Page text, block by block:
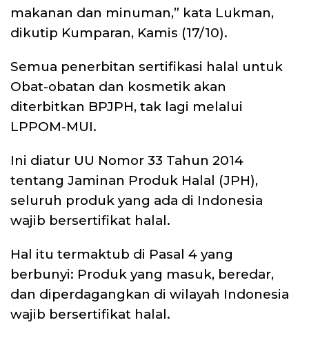
makanan dan minuman,” kata Lukman,
dikutip Kumparan, Kamis (17/10).
Semua penerbitan sertifikasi halal untuk
Obat-obatan dan kosmetik akan
diterbitkan BPJPH, tak lagi melalui
LPPOM-MUI.
Ini diatur UU Nomor 33 Tahun 2014
tentang Jaminan Produk Halal (JPH),
seluruh produk yang ada di Indonesia
wajib bersertifikat halal.
Hal itu termaktub di Pasal 4 yang
berbunyi: Produk yang masuk, beredar,
dan diperdagangkan di wilayah Indonesia
wajib bersertifikat halal.